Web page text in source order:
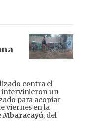
contra el
intervinieron un
para acopiar
viernes en la
Mbaracayú, del